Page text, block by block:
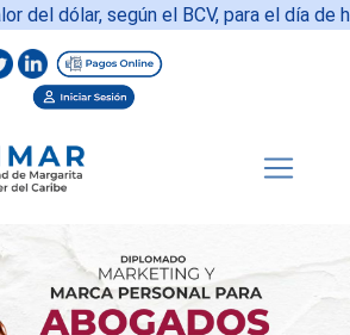
dólar, según el BCV, para el día de hoy